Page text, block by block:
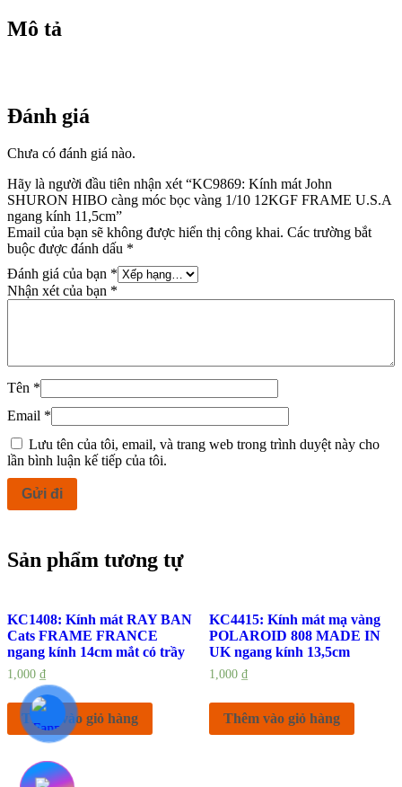
12KGF
FRAME
11,5cm
số
Mô tả
Đánh giá
Chưa có đánh giá nào.
Hãy là người đầu tiên nhận xét “KC9869: Kính mát John
SHURON HIBO càng móc bọc vàng 1/10 12KGF FRAME U.S.A
ngang kính 11,5cm”
Email của bạn sẽ không được hiển thị công khai. Các trường bắt
buộc được đánh dấu *
Đánh giá của bạn *
Nhận xét của bạn *
Tên *
Email *
Lưu tên của tôi, email, và trang web trong trình duyệt này cho
lần bình luận kế tiếp của tôi.
Sản phẩm tương tự
KC1408: Kính mát RAY BAN
Cats FRAME FRANCE
ngang kính 14cm mắt có trầy
1,000 ₫
Thêm vào giỏ hàng
KC4415: Kính mát mạ vàng
POLAROID 808 MADE IN
UK ngang kính 13,5cm
1,000 ₫
Thêm vào giỏ hàng